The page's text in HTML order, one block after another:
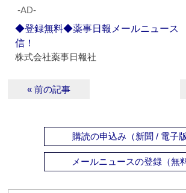
‐AD‐
◆登録無料◆薬事日報メールニュース
信！
株式会社薬事日報社
« 前の記事
購読の申込み（新聞 / 電子版
メールニュースの登録（無